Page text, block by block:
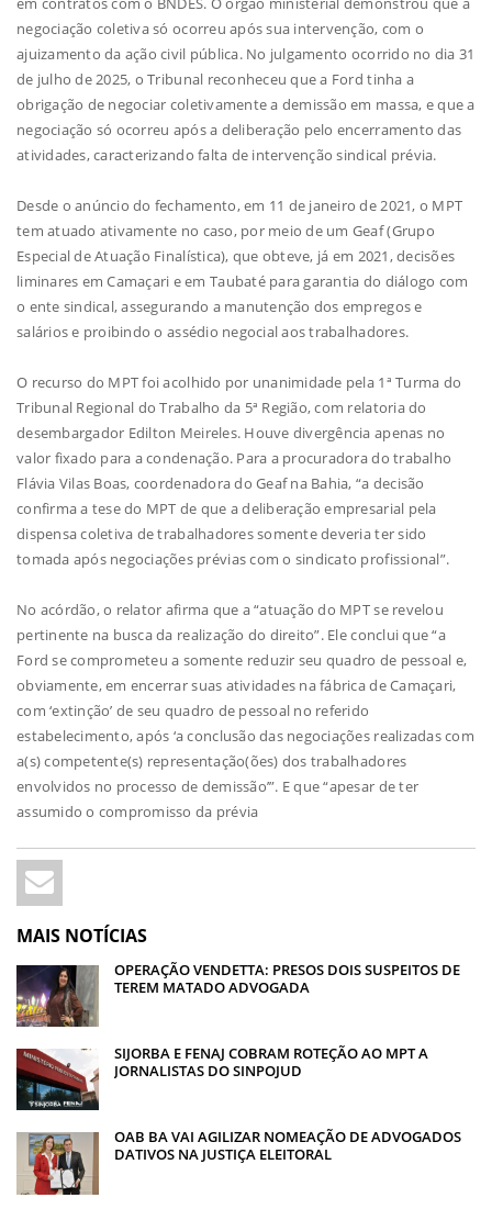
negociação coletiva só ocorreu após sua intervenção, com o
ajuizamento da ação civil pública. No julgamento ocorrido no dia 31
de julho de 2025, o Tribunal reconheceu que a Ford tinha a
obrigação de negociar coletivamente a demissão em massa, e que a
negociação só ocorreu após a deliberação pelo encerramento das
atividades, caracterizando falta de intervenção sindical prévia.
Desde o anúncio do fechamento, em 11 de janeiro de 2021, o MPT
tem atuado ativamente no caso, por meio de um Geaf (Grupo
Especial de Atuação Finalística), que obteve, já em 2021, decisões
liminares em Camaçari e em Taubaté para garantia do diálogo com
o ente sindical, assegurando a manutenção dos empregos e
salários e proibindo o assédio negocial aos trabalhadores.
O recurso do MPT foi acolhido por unanimidade pela 1ª Turma do
Tribunal Regional do Trabalho da 5ª Região, com relatoria do
desembargador Edilton Meireles. Houve divergência apenas no
valor fixado para a condenação. Para a procuradora do trabalho
Flávia Vilas Boas, coordenadora do Geaf na Bahia, “a decisão
confirma a tese do MPT de que a deliberação empresarial pela
dispensa coletiva de trabalhadores somente deveria ter sido
tomada após negociações prévias com o sindicato profissional”.
No acórdão, o relator afirma que a “atuação do MPT se revelou
pertinente na busca da realização do direito”. Ele conclui que “a
Ford se comprometeu a somente reduzir seu quadro de pessoal e,
obviamente, em encerrar suas atividades na fábrica de Camaçari,
com ‘extinção’ de seu quadro de pessoal no referido
estabelecimento, após ‘a conclusão das negociações realizadas com
a(s) competente(s) representação(ões) dos trabalhadores
envolvidos no processo de demissão’”. E que “apesar de ter
assumido o compromisso da prévia
MAIS NOTÍCIAS
OPERAÇÃO VENDETTA: PRESOS DOIS SUSPEITOS DE
TEREM MATADO ADVOGADA
SIJORBA E FENAJ COBRAM ROTEÇÃO AO MPT A
JORNALISTAS DO SINPOJUD
OAB BA VAI AGILIZAR NOMEAÇÃO DE ADVOGADOS
DATIVOS NA JUSTIÇA ELEITORAL